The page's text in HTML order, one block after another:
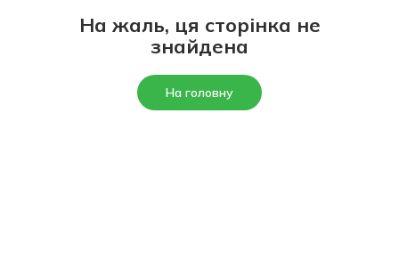
На жаль, ця сторінка не
знайдена
На головну